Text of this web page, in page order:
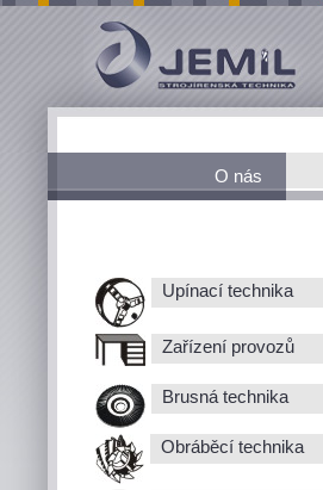
O nás
Upínací technika
Zařízení provozů
Brusná technika
Obráběcí technika